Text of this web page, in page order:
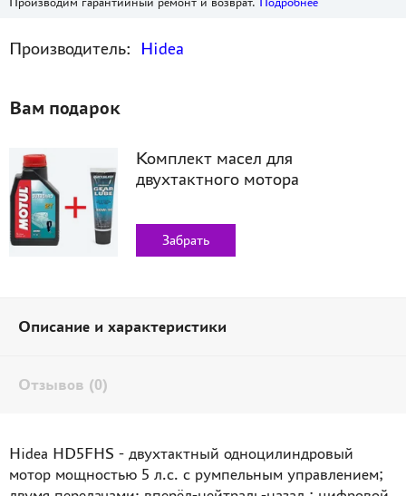
Производитель: Hidea
Вам подарок
Комплект масел для
двухтактного мотора
Забрать
Описание и характеристики
Отзывов (0)
Hidea HD5FHS - двухтактный одноцилиндровый
мотор мощностью 5 л.с. с румпельным управлением;